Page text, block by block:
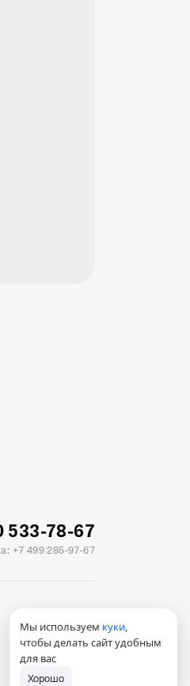
Альфа
533-78-67
+7 499 285-97-67
Мы используем куки,
чтобы делать сайт удобным
для вас
Хорошо